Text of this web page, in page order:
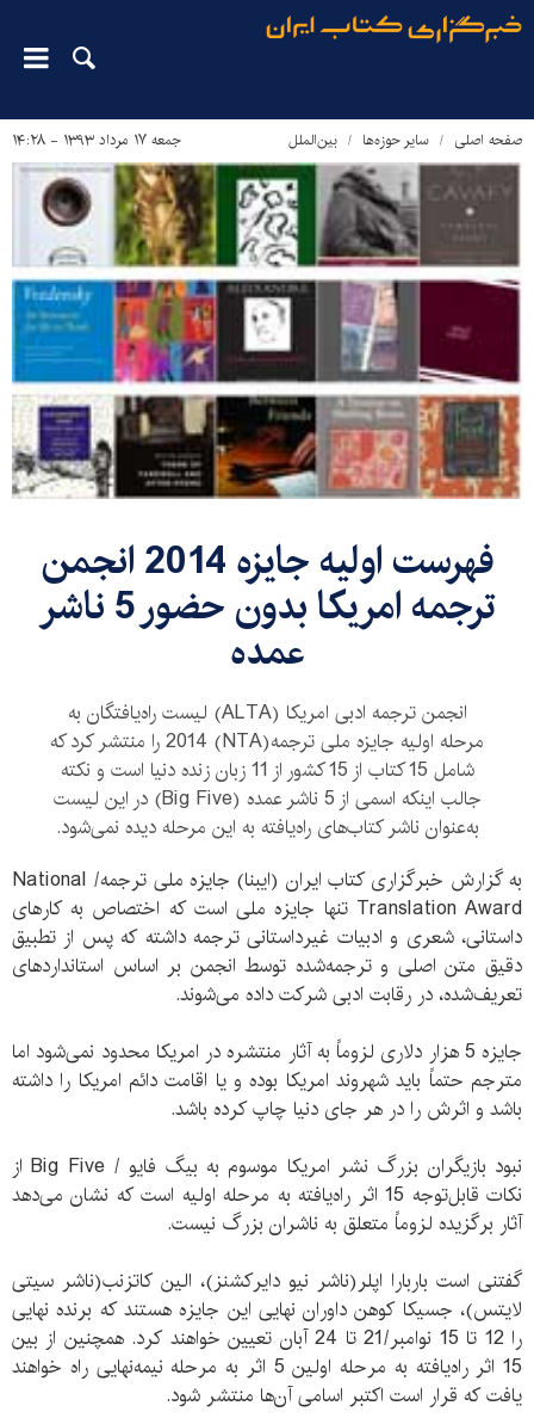
صفحه اصلی سایر حوزه‌ها بین‌الملل جمعه ۱۷ مرداد ۱۳۹۳ - ۱۴:۲۸
فهرست اولیه جایزه 2014 انجمن
ترجمه امریکا بدون حضور 5 ناشر
عمده
انجمن ترجمه ادبی امریکا (ALTA) لیست راه‌یافتگان به
مرحله اولیه جایزه ملی ترجمه(NTA) 2014 را منتشر کرد که
شامل 15 کتاب از 15 کشور از 11 زبان زنده دنیا است و نکته
جالب اینکه اسمی از 5 ناشر عمده (Big Five) در این لیست
به‌عنوان ناشر کتاب‌های راه‌یافته به این مرحله دیده نمی‌شود.
به گزارش خبرگزاری کتاب ایران (ایبنا) جایزه ملی ترجمه/ National
Translation Award تنها جایزه ملی است که اختصاص به کارهای
داستانی، شعری و ادبیات غیرداستانی ترجمه داشته که پس از تطبیق
دقیق متن اصلی و ترجمه‌شده توسط انجمن بر اساس استانداردهای
تعریف‌شده، در رقابت ادبی شرکت داده می‌شوند.
جایزه 5 هزار دلاری لزوماً به آثار منتشره در امریکا محدود نمی‌شود اما
مترجم حتماً باید شهروند امریکا بوده و یا اقامت دائم امریکا را داشته
باشد و اثرش را در هر جای دنیا چاپ کرده باشد.
نبود بازیگران بزرگ نشر امریکا موسوم به بیگ فایو / Big Five از
نکات قابل‌توجه 15 اثر راه‌یافته به مرحله اولیه است که نشان می‌دهد
آثار برگزیده لزوماً متعلق به ناشران بزرگ نیست.
گفتنی است باربارا اپلر(ناشر نیو دایرکشنز)، الین کاتزنب(ناشر سیتی
لایتس)، جسیکا کوهن داوران نهایی این جایزه هستند که برنده نهایی
را 12 تا 15 نوامبر/21 تا 24 آبان تعیین خواهند کرد. همچنین از بین
15 اثر راه‌یافته به مرحله اولین 5 اثر به مرحله نیمه‌نهایی راه خواهند
یافت که قرار است اکتبر اسامی آن‌ها منتشر شود.